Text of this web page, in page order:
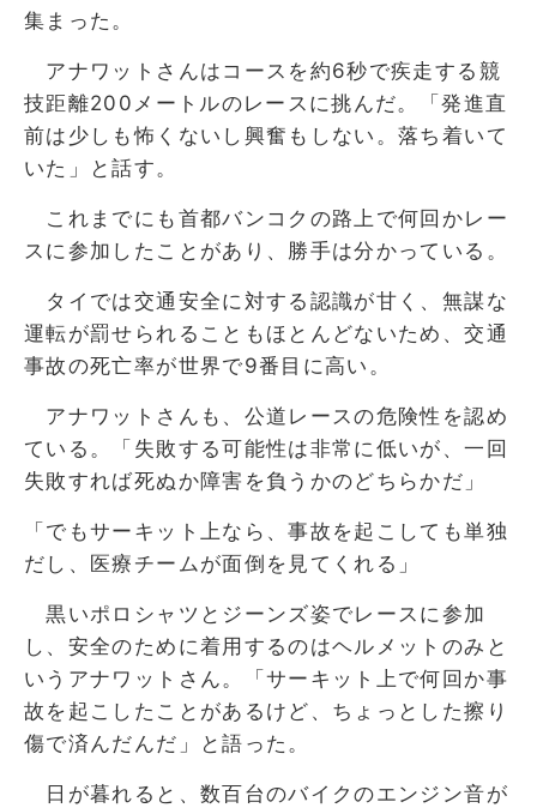
集まった。
アナワットさんはコースを約6秒で疾走する競
技距離200メートルのレースに挑んだ。「発進直
前は少しも怖くないし興奮もしない。落ち着いて
いた」と話す。
これまでにも首都バンコクの路上で何回かレー
スに参加したことがあり、勝手は分かっている。
タイでは交通安全に対する認識が甘く、無謀な
運転が罰せられることもほとんどないため、交通
事故の死亡率が世界で9番目に高い。
アナワットさんも、公道レースの危険性を認め
ている。「失敗する可能性は非常に低いが、一回
失敗すれば死ぬか障害を負うかのどちらかだ」
「でもサーキット上なら、事故を起こしても単独
だし、医療チームが面倒を見てくれる」
黒いポロシャツとジーンズ姿でレースに参加
し、安全のために着用するのはヘルメットのみと
いうアナワットさん。「サーキット上で何回か事
故を起こしたことがあるけど、ちょっとした擦り
傷で済んだんだ」と語った。
日が暮れると、数百台のバイクのエンジン音が